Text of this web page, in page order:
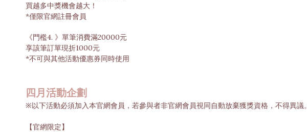
買越多中獎機會越大！
*僅限官網註冊會員
《門檻4. 》單筆消費滿20000元
享該筆訂單現折1000元
*不可與其他活動優惠券同時使用
四月活動企劃
※以下活動必須加入本官網會員，若參與者非官網會員視同自動放棄獲獎資格，不得異議。
【官網限定】